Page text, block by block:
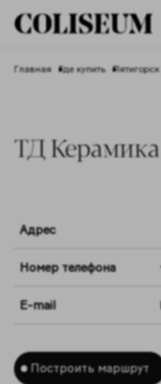
Главная Где купить Пятигорск
ТД
Адрес
Номер телефона
E-mail
Построить маршрут